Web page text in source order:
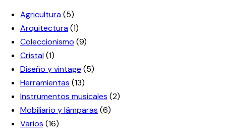
Agricultura(5)
Arquitectura(1)
Coleccionismo (9)
Cristal(1)
Diseño y vintage (5)
Herramientas (13)
Instrumentos musicales (2)
Mobiliario y lámparas (6)
Varios (16)